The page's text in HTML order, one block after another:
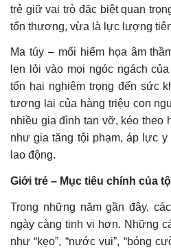
trẻ giữ vai trò đặc biệt quan
tổn thương, vừa là lực lượng
Ma túy – mối hiểm họa âm
len lỏi vào mọi ngóc ngách
tổn hại nghiêm trọng đến sức
tương lai của hàng triệu con
nhiều gia đình tan vỡ, kéo theo
như gia tăng tội phạm, áp lực
lao động.
Giới trẻ – Mục tiêu chính của
Trong những năm gần đây,
ngày càng tinh vi hơn. Những
như “kẹo”, “nước vui”, “bóng